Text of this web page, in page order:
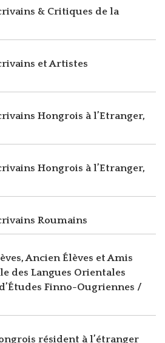
& Critiques de la
et Artistes
Hongrois à l’Etranger,
Hongrois à l’Etranger,
Roumains
Ancien Élèves et Amis
des Langues Orientales
Finno-Ougriennes /
résident à l’étranger